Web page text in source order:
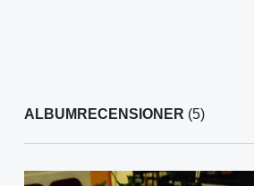
ALBUMRECENSIONER (5)